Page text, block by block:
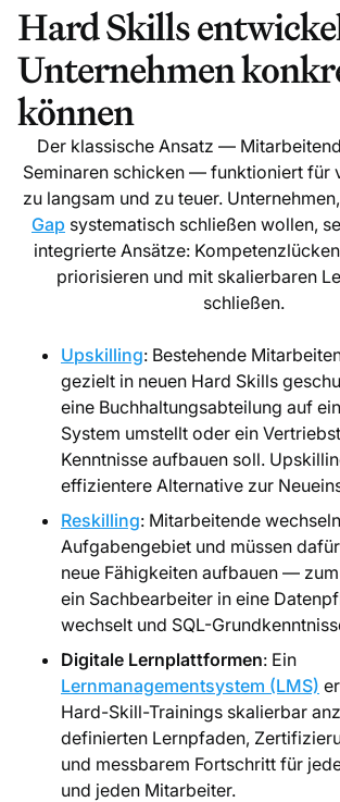
Hard Skills
Unternehmen
können
Der klassische Ansatz —
Seminaren schicken — funktioniert für
zu langsam und zu teuer.
Gap systematisch schließen wollen,
integrierte Ansätze:
priorisieren und mit skalierbaren
schließen.
Upskilling: Bestehende
gezielt in neuen Hard Skills
eine Buchhaltungsabteilung auf
System umstellt oder ein
Kenntnisse aufbauen soll.
effizientere Alternative zur
Reskilling: Mitarbeitende
Aufgabengebiet und müssen
neue Fähigkeiten aufbauen —
ein Sachbearbeiter in eine
wechselt und SQL-
Digitale Lernplattformen: Ein
Lernmanagementsystem (LMS)
Hard-Skill-Trainings skalierbar
definierten Lernpfaden,
und messbarem Fortschritt für
und jeden Mitarbeiter.